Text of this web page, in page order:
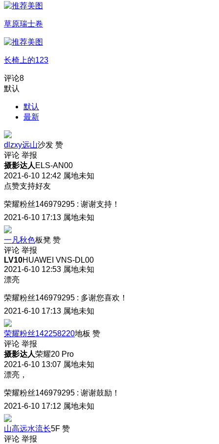
草原瑞士卷
长椅上的123
评论8
默认
默认
最新
dlzxy远山沙发 赞
评论 举报
摄影达人 ELS-AN00
2021-6-10 12:42 属地未知
点赞支持好友
荣耀粉丝146979295 : 谢谢支持！
2021-6-10 17:13 属地未知
一凡秋色板凳 赞
评论 举报
LV10HUAWEI VNS-DL00
2021-6-10 12:53 属地未知
漂亮
荣耀粉丝146979295 : 多谢您喜欢！
2021-6-10 17:13 属地未知
荣耀粉丝142258220地板 赞
评论 举报
摄影达人荣耀20 Pro
2021-6-10 13:07 属地未知
漂亮，
荣耀粉丝146979295 : 谢谢鼓励！
2021-6-10 17:12 属地未知
山高远水流长5F 赞
评论 举报